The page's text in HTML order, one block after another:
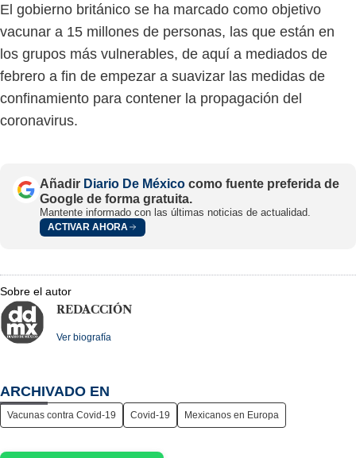
El gobierno británico se ha marcado como objetivo
vacunar a 15 millones de personas, las que están en
los grupos más vulnerables, de aquí a mediados de
febrero a fin de empezar a suavizar las medidas de
confinamiento para contener la propagación del
coronavirus.
Añadir Diario De México como fuente preferida de
Google de forma gratuita.
Mantente informado con las últimas noticias de actualidad.
ACTIVAR AHORA
Sobre el autor
REDACCIÓN
Ver biografía
ARCHIVADO EN
Vacunas contra Covid-19 Covid-19 Mexicanos en Europa